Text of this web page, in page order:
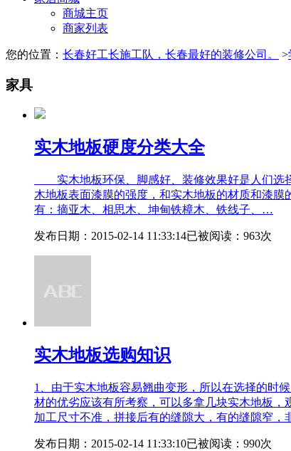
商城主页
商家列表
您的位置： 长春好工长施工队，长春最好的装修公司。 >
家具
实木地板硬度分类大全
实木地板环保、脚感好、装修效果好是人们选
木地板表面漆膜的强度，和实木地板的材质和漆
有：摘亚木、相思木、坤甸铁樟木、铁线子、…
发布日期： 2015-02-14 11:33:14已被阅读： 963次
实木地板选购知识
1、由于实木地板容易翘曲变形，所以在选择的时
材的优劣应该有所考察，可以多拿几块实木地板
加工尺寸不准，拼接后有的缝隙大，有的缝隙窄
发布日期： 2015-02-14 11:33:10已被阅读： 990次